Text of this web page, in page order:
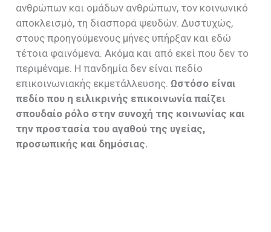
ανθρώπων και ομάδων ανθρώπων, τον κοινωνικό
αποκλεισμό, τη διασπορά ψευδών. Δυστυχώς,
στους προηγούμενους μήνες υπήρξαν και εδώ
τέτοια φαινόμενα. Ακόμα και από εκεί που δεν το
περιμέναμε. Η πανδημία δεν είναι πεδίο
επικοινωνιακής εκμετάλλευσης. Ωστόσο είναι
πεδίο που η ειλικρινής επικοινωνία παίζει
σπουδαίο ρόλο στην συνοχή της κοινωνίας και
την προστασία του αγαθού της υγείας,
προσωπικής και δημόσιας.